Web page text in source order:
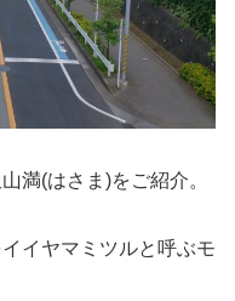
満(はさま)をご紹介。
イヤマミツルと呼ぶモ